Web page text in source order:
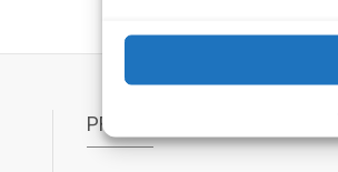
PRODUCTOS